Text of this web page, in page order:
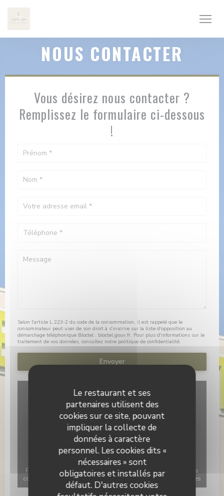
Le restaurant et ses
partenaires utilisent des
cookies sur ce site, pouvant
impliquer la collecte de
données à caractère
personnel. Les cookies dits «
nécessaires » sont
obligatoires et installés par
défaut. D'autres cookies
NOUS CONTACTER
Vous désirez nous contacter ?
Remplissez le formulaire ci-dessous
!
Selon l'article L.223-2 du code de la consommation, il est rappelé que le
consommateur peut user de son droit à s'inscrire sur la liste d'opposition au
démarchage téléphonique Bloctel : bloctel.gouv.fr. Pour plus d'informations sur le
traitement de vos données, consultez notre politique de confidentialité.
Pour afficher la carte interactive Waze, vous devez accepter les
cookies Waze Map (Google). Ces cookies peuvent collecter des
données de navigation et de localisation.